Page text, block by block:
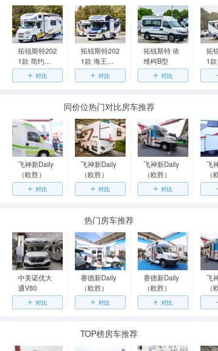
拓锐斯特202
1款 简约欧
畅TC-122双
拓展
拓锐斯特202
1款 海王星1
号TC-111V
侧拓展
拓锐斯特 依
维柯B型
拓
1
号
双
同价位热门对比房车推荐
飞神新Daily
（欧胜）
飞神新Daily
（欧胜）
飞神新Daily
（欧胜）
飞
热门房车推荐
中美诺优大
通V80
赛德新Daily
（欧胜）
赛德新Daily
（欧胜）
飞
TOP榜房车推荐